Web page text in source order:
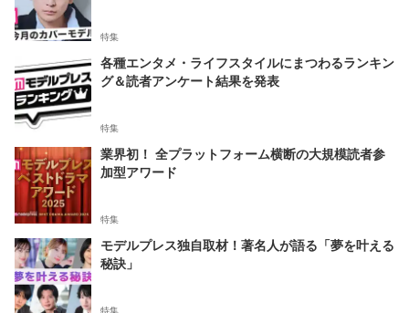
特集
各種エンタメ・ライフスタイルにまつわるランキン
グ＆読者アンケート結果を発表
特集
業界初！ 全プラットフォーム横断の大規模読者参
加型アワード
特集
モデルプレス独自取材！著名人が語る「夢を叶える
秘訣」